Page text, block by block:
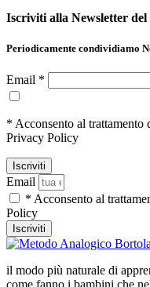
Iscriviti alla Newsletter
Periodicamente condividiamo
Email *
* Acconsento al trattamento
Privacy Policy
Email
* Acconsento al
Policy
Iscriviti
il modo più naturale di